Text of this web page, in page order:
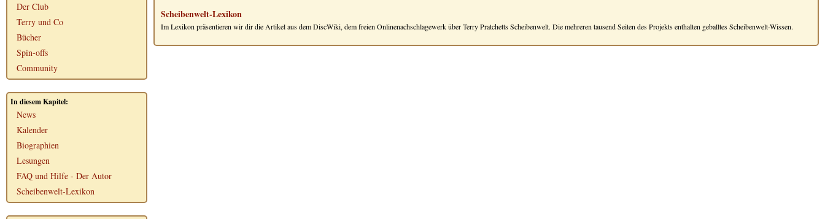
Der Club
Terry und Co
Bücher
Spin-offs
Community
In diesem Kapitel:
News
Kalender
Biographien
Lesungen
FAQ und Hilfe - Der Autor
Scheibenwelt-Lexikon
Scheibenwelt-Lexikon
Im Lexikon präsentieren wir dir die Artikel aus dem DiscWiki, dem freien Onlinenachschlagewerk über Terry Pratchetts Scheibenwelt. Die mehreren tausend Seiten des Projekts enthalten geballtes Scheibenwelt-Wissen.